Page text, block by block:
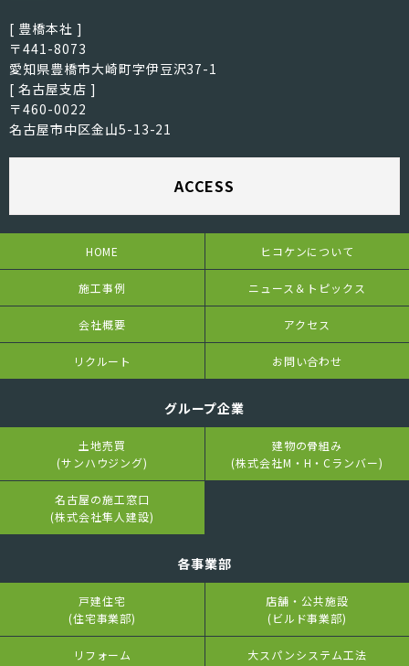
[ 豊橋本社 ]
〒441-8073
愛知県豊橋市大崎町字伊豆沢37-1
[ 名古屋支店 ]
〒460-0022
名古屋市中区金山5-13-21
ACCESS
HOME ヒコケンについて
施工事例 ニュース＆トピックス
会社概要 アクセス
リクルート お問い合わせ
グループ企業
土地売買
(サンハウジング)
建物の骨組み
(株式会社M・H・Cランバー)
名古屋の施工窓口
(株式会社隼人建設)
各事業部
戸建住宅
(住宅事業部)
店舗・公共施設
(ビルド事業部)
リフォーム
大スパンシステム工法